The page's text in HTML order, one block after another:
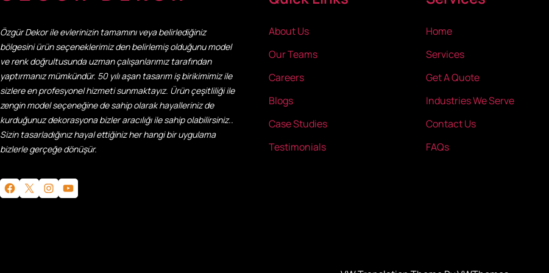
Özgür Dekor ile evlerinizin tamamını veya belirlediğiniz
bölgesini ürün seçeneklerimiz den belirlemiş olduğunu model
ve renk doğrultusunda uzman çalışanlarımız tarafından
yaptırmanız mümkündür. 50 yılı aşan tasarım iş birikimimiz ile
sizlere en profesyonel hizmeti sunmaktayız. Ürün çeşitliliği ile
zengin model seçeneğine de sahip olarak hayalleriniz de
kurduğunuz dekorasyona bizler aracılığı ile sahip olabilirsiniz..
Sizin tasarladığınız hayal ettiğiniz her hangi bir uygulama
bizlerle gerçeğe dönüşür.
Facebook X Instagram YouTube
About Us
Our Teams
Careers
Blogs
Case Studies
Testimonials
Home
Services
Get A Quote
Industries We Serve
Contact Us
FAQs